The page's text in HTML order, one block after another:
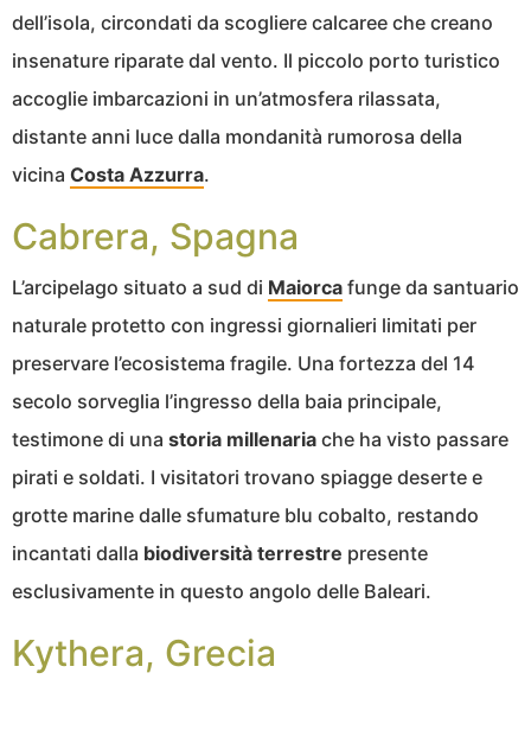
dell’isola, circondati da scogliere calcaree che creano
insenature riparate dal vento. Il piccolo porto turistico
accoglie imbarcazioni in un’atmosfera rilassata,
distante anni luce dalla mondanità rumorosa della
vicina Costa Azzurra.
Cabrera, Spagna
L’arcipelago situato a sud di Maiorca funge da santuario
naturale protetto con ingressi giornalieri limitati per
preservare l’ecosistema fragile. Una fortezza del 14
secolo sorveglia l’ingresso della baia principale,
testimone di una storia millenaria che ha visto passare
pirati e soldati. I visitatori trovano spiagge deserte e
grotte marine dalle sfumature blu cobalto, restando
incantati dalla biodiversità terrestre presente
esclusivamente in questo angolo delle Baleari.
Kythera, Grecia